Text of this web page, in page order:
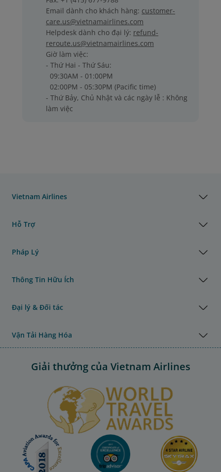
Email dành cho khách hàng: customer-
care.us@vietnamairlines.com
Helpdesk dành cho đại lý: refund-
reroute.us@vietnamairlines.com
Giờ làm việc:
- Thứ Hai - Thứ Sáu:
09:30AM - 01:00PM
02:00PM - 05:30PM (Pacific time)
- Thứ Bảy, Chủ Nhật và các ngày lễ : Không
làm việc
Vietnam Airlines
Hỗ Trợ
Pháp Lý
Thông Tin Hữu Ích
Đại lý & Đối tác
Vận Tải Hàng Hóa
Giải thưởng của Vietnam Airlines